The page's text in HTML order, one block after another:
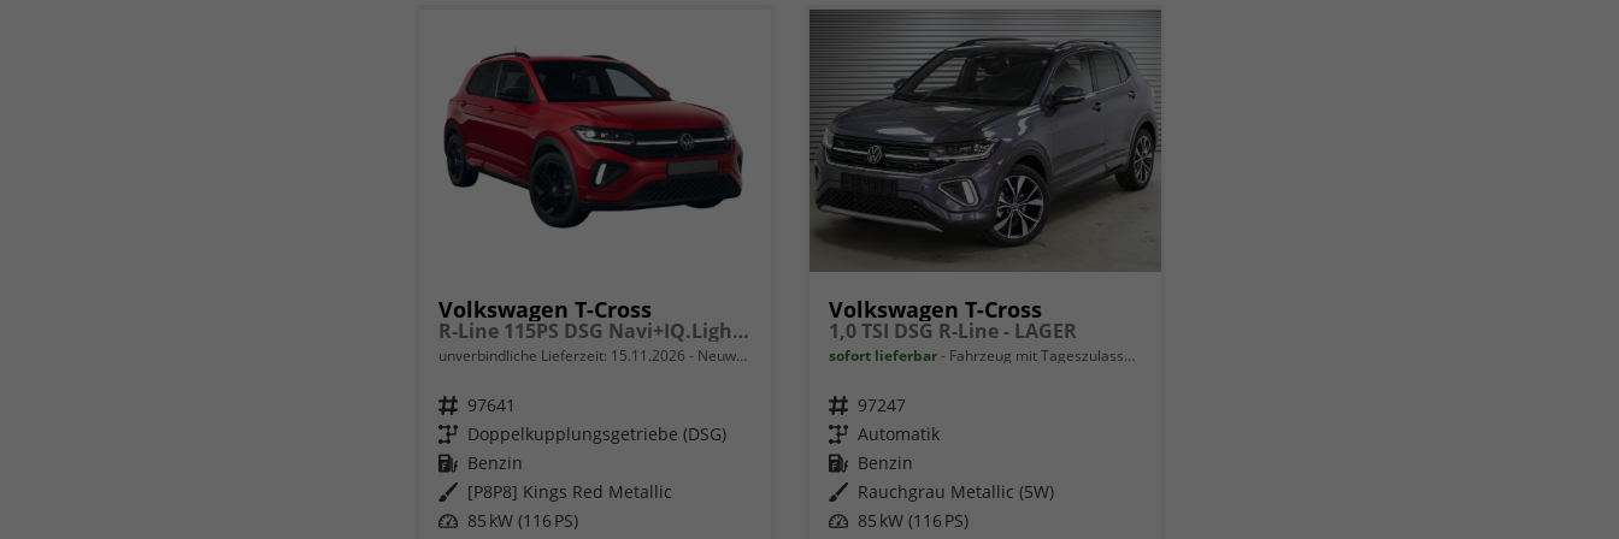
Volkswagen T-Cross
R-Line 115PS DSG Navi+IQ.Light+AHK+Black+Cam+Keyless+Side+Climatronic+Parklenk
unverbindliche Lieferzeit: 15.11.2026 Neuwagen
Fahrzeugnr. 97641
Getriebe Doppelkupplungsgetriebe (DSG)
Kraftstoff Benzin
Außenfarbe [P8P8] Kings Red Metallic
Leistung 85 kW (116 PS)
Volkswagen T-Cross
1,0 TSI DSG R-Line - LAGER
sofort lieferbar Fahrzeug mit Tageszulassung
Fahrzeugnr. 97247
Getriebe Automatik
Kraftstoff Benzin
Außenfarbe Rauchgrau Metallic (5W)
Leistung 85 kW (116 PS)